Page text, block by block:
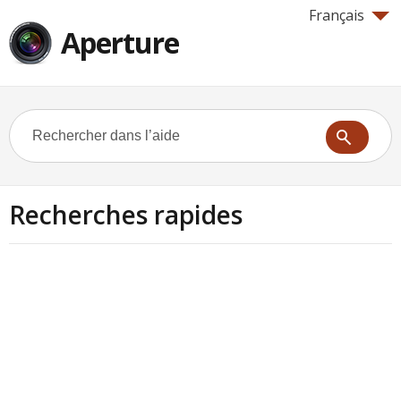
Français
Aperture
Recherches rapides